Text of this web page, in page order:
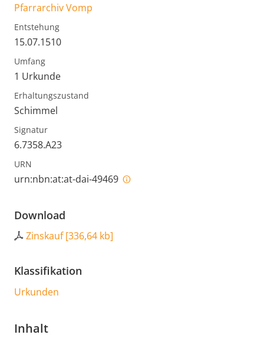
Pfarrarchiv Vomp
Entstehung
15.07.1510
Umfang
1 Urkunde
Erhaltungszustand
Schimmel
Signatur
6.7358.A23
URN
urn:nbn:at:at-dai-49469
Download
Zinskauf[336,64 kb]
Klassifikation
Urkunden
Inhalt